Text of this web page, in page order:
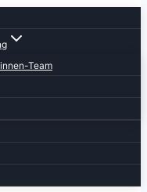
Team